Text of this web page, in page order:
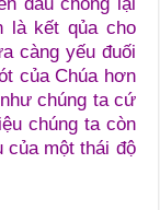
là kết qủa cho
càng yếu đuối
của Chúa hơn
chúng ta cứ
chúng ta còn
của một thái độ